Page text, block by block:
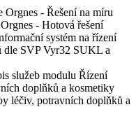
- Řešení na míru
- Hotová řešení
systém na řízení
SVP Vyr32 SUKL a
služeb modulu Řízení
doplňků a kosmetiky
léčiv, potravních doplňků a